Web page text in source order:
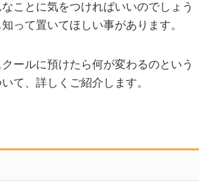
ことに気をつければいいのでしょう
って置いてほしい事があります。
ールに預けたら何が変わるのという
て、詳しくご紹介します。